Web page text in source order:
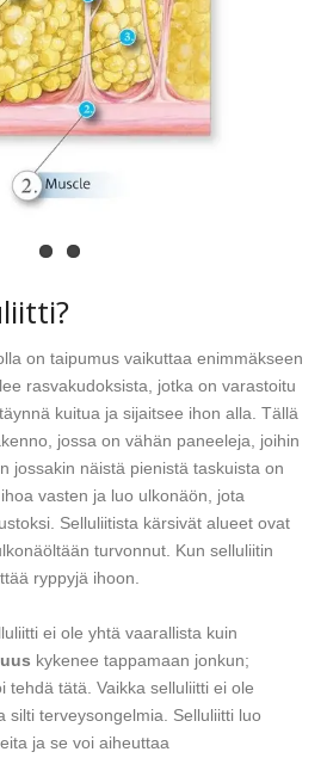
on taipumus vaikuttaa enimmäkseen
rasvakudoksista, jotka on varastoitu
kuitua ja sijaitsee ihon alla. Tällä
jossa on vähän paneeleja, joihin
jossakin näistä pienistä taskuista on
vasten ja luo ulkonäön, jota
Selluliitista kärsivät alueet ovat
turvonnut. Kun selluliitin
ryppyjä ihoon.
ei ole yhtä vaarallista kuin
kykenee tappamaan jonkun;
tehdä tätä. Vaikka selluliitti ei ole
silti terveysongelmia. Selluliitti luo
ja se voi aiheuttaa